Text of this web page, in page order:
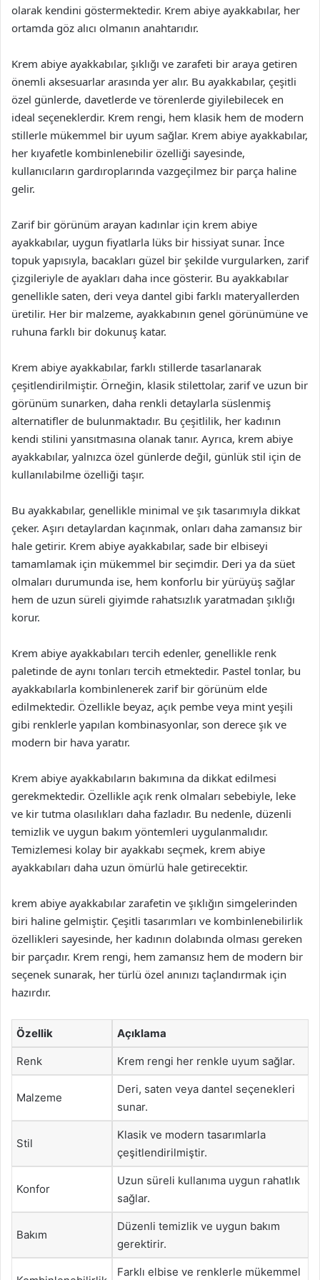
olarak kendini göstermektedir. Krem abiye ayakkabılar, her
ortamda göz alıcı olmanın anahtarıdır.
Krem abiye ayakkabılar, şıklığı ve zarafeti bir araya getiren
önemli aksesuarlar arasında yer alır. Bu ayakkabılar, çeşitli
özel günlerde, davetlerde ve törenlerde giyilebilecek en
ideal seçeneklerdir. Krem rengi, hem klasik hem de modern
stillerle mükemmel bir uyum sağlar. Krem abiye ayakkabılar,
her kıyafetle kombinlenebilir özelliği sayesinde,
kullanıcıların gardıroplarında vazgeçilmez bir parça haline
gelir.
Zarif bir görünüm arayan kadınlar için krem abiye
ayakkabılar, uygun fiyatlarla lüks bir hissiyat sunar. İnce
topuk yapısıyla, bacakları güzel bir şekilde vurgularken, zarif
çizgileriyle de ayakları daha ince gösterir. Bu ayakkabılar
genellikle saten, deri veya dantel gibi farklı materyallerden
üretilir. Her bir malzeme, ayakkabının genel görünümüne ve
ruhuna farklı bir dokunuş katar.
Krem abiye ayakkabılar, farklı stillerde tasarlanarak
çeşitlendirilmiştir. Örneğin, klasik stilettolar, zarif ve uzun bir
görünüm sunarken, daha renkli detaylarla süslenmiş
alternatifler de bulunmaktadır. Bu çeşitlilik, her kadının
kendi stilini yansıtmasına olanak tanır. Ayrıca, krem abiye
ayakkabılar, yalnızca özel günlerde değil, günlük stil için de
kullanılabilme özelliği taşır.
Bu ayakkabılar, genellikle minimal ve şık tasarımıyla dikkat
çeker. Aşırı detaylardan kaçınmak, onları daha zamansız bir
hale getirir. Krem abiye ayakkabılar, sade bir elbiseyi
tamamlamak için mükemmel bir seçimdir. Deri ya da süet
olmaları durumunda ise, hem konforlu bir yürüyüş sağlar
hem de uzun süreli giyimde rahatsızlık yaratmadan şıklığı
korur.
Krem abiye ayakkabıları tercih edenler, genellikle renk
paletinde de aynı tonları tercih etmektedir. Pastel tonlar, bu
ayakkabılarla kombinlenerek zarif bir görünüm elde
edilmektedir. Özellikle beyaz, açık pembe veya mint yeşili
gibi renklerle yapılan kombinasyonlar, son derece şık ve
modern bir hava yaratır.
Krem abiye ayakkabıların bakımına da dikkat edilmesi
gerekmektedir. Özellikle açık renk olmaları sebebiyle, leke
ve kir tutma olasılıkları daha fazladır. Bu nedenle, düzenli
temizlik ve uygun bakım yöntemleri uygulanmalıdır.
Temizlemesi kolay bir ayakkabı seçmek, krem abiye
ayakkabıları daha uzun ömürlü hale getirecektir.
krem abiye ayakkabılar zarafetin ve şıklığın simgelerinden
biri haline gelmiştir. Çeşitli tasarımları ve kombinlenebilirlik
özellikleri sayesinde, her kadının dolabında olması gereken
bir parçadır. Krem rengi, hem zamansız hem de modern bir
seçenek sunarak, her türlü özel anınızı taçlandırmak için
hazırdır.
Özellik Açıklama
Renk Krem rengi her renkle uyum sağlar.
Malzeme
Deri, saten veya dantel seçenekleri
sunar.
Stil
Klasik ve modern tasarımlarla
çeşitlendirilmiştir.
Konfor
Uzun süreli kullanıma uygun rahatlık
sağlar.
Bakım
Düzenli temizlik ve uygun bakım
gerektirir.
Farklı elbise ve renklerle mükemmel